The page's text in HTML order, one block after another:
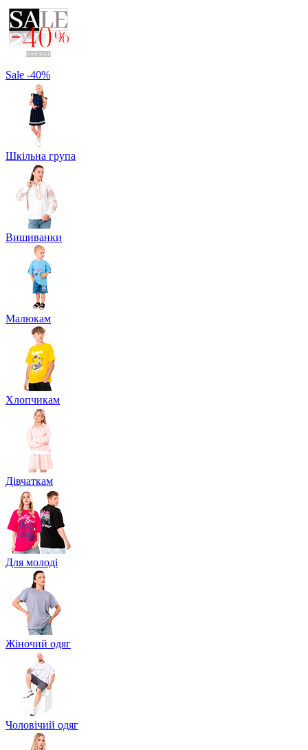
Sale -40%
Шкільна група
Вишиванки
Малюкам
Хлопчикам
Дівчаткам
Для молоді
Жіночий одяг
Чоловічий одяг